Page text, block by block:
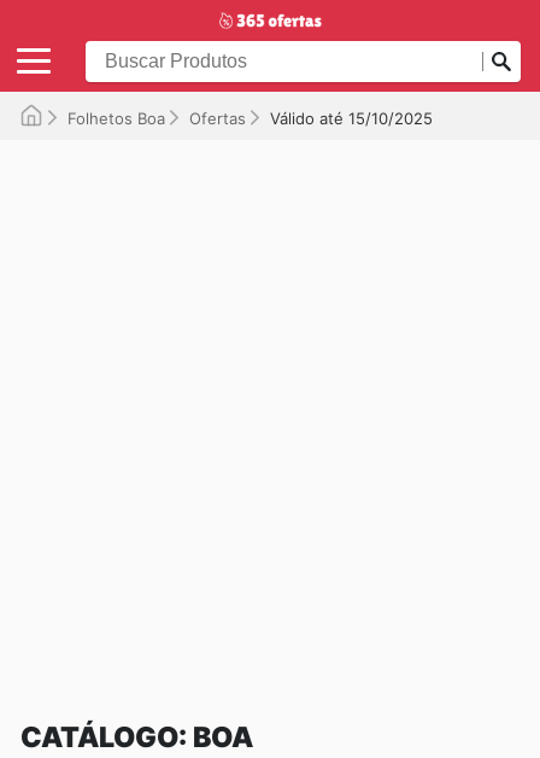
Folhetos Boa Ofertas Válido até 15/10/2025
CATÁLOGO: BOA